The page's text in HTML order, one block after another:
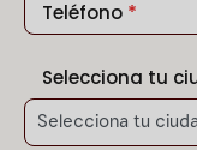
Teléfono *
Selecciona tu